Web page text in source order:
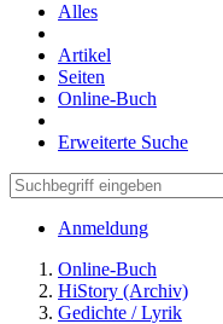
Alles
Artikel
Seiten
Online-Buch
Erweiterte Suche
Anmeldung
Online-Buch
HiStory (Archiv)
Gedichte / Lyrik